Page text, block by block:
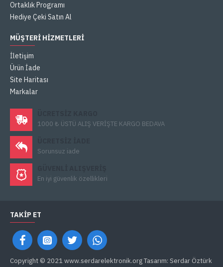
Ortaklık Programı
Hediye Çeki Satın Al
MÜŞTERI HIZMETLERI
İletişim
Ürün İade
Site Haritası
Markalar
1000 ₺ ÜSTÜ ALIŞ VERİŞTE KARGO BEDAVA
Sorunsuz iade
En iyi güvenlik özellikleri
TAKIP ET
Copyright © 2021 www.serdarelektronik.org Tasarım: Serdar Öztürk